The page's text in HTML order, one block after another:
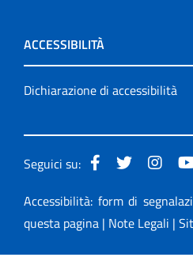
ACCESSIBILITÀ
Dichiarazione di accessibilità
Seguici su:
Accessibilità: form di
questa pagina | Note Legali |